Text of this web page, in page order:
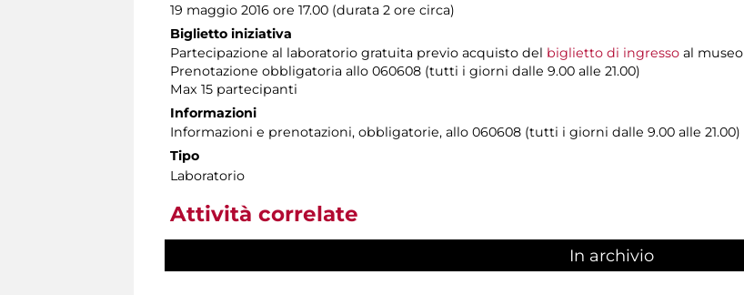
19 maggio 2016 ore 17.00 (durata 2 ore circa)
Biglietto iniziativa
Partecipazione al laboratorio gratuita previo acquisto del biglietto di ingresso al museo
Prenotazione obbligatoria allo 060608 (tutti i giorni dalle 9.00 alle 21.00)
Max 15 partecipanti
Informazioni
Informazioni e prenotazioni, obbligatorie, allo 060608 (tutti i giorni dalle 9.00 alle 21.00)
Tipo
Laboratorio
Attività correlate
In archivio